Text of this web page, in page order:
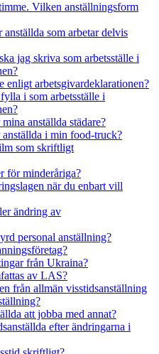
Vilken anställningsform
anställda som arbetar delvis
jag skriva som arbetsställe i
enligt arbetsgivardeklarationen?
i som arbetsställe i
anställda städare?
anställda i min food-truck?
som skriftligt
för minderåriga?
när du enbart vill
ändring av
personal anställning?
från Ukraina?
av LAS?
från allmän visstidsanställning
att jobba med annat?
efter ändringarna i